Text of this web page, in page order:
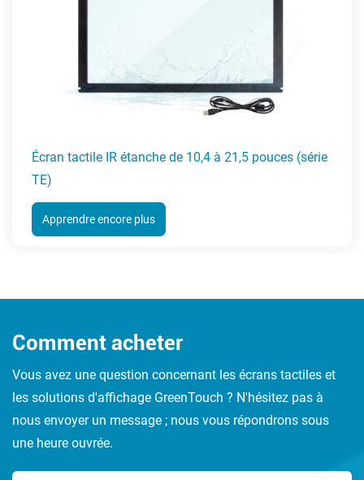
tactile IR étanche de 10,4 à 21,5 pouces (série
encore plus
Comment acheter
Vous avez une question concernant les écrans tactiles et
les solutions d'affichage GreenTouch ? N'hésitez pas à
nous envoyer un message ; nous vous répondrons sous
une heure ouvrée.